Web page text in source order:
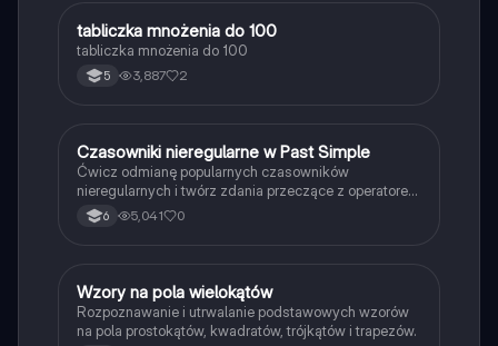
TMatematyka
tabliczka mnożenia do 100
tabliczka mnożenia do 100
5 3,887 2
CJęzyk angielski
Czasowniki nieregularne w Past Simple
Ćwicz odmianę popularnych czasowników
nieregularnych i twórz zdania przeczące z operatorem
didn't w czasie Past Simple.
6 5,041 0
WMatematyka
Wzory na pola wielokątów
Rozpoznawanie i utrwalanie podstawowych wzorów
na pola prostokątów, kwadratów, trójkątów i trapezów.